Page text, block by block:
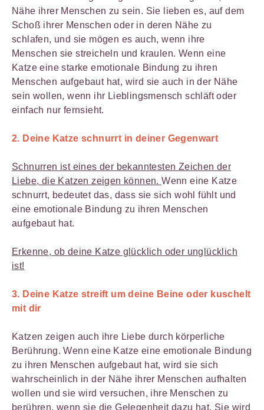
Nähe ihrer Menschen zu sein. Sie lieben es, auf dem
Schoß ihrer Menschen oder in deren Nähe zu
schlafen, und sie mögen es auch, wenn ihre
Menschen sie streicheln und kraulen. Wenn eine
Katze eine starke emotionale Bindung zu ihren
Menschen aufgebaut hat, wird sie auch in der Nähe
sein wollen, wenn ihr Lieblingsmensch schläft oder
einfach nur fernsieht.
2. Deine Katze schnurrt in deiner Gegenwart
Schnurren ist eines der bekanntesten Zeichen der
Liebe, die Katzen zeigen können.Wenn eine Katze
schnurrt, bedeutet das, dass sie sich wohl fühlt und
eine emotionale Bindung zu ihren Menschen
aufgebaut hat.
Erkenne, ob deine Katze glücklich oder unglücklich
ist!
3. Deine Katze streift um deine Beine oder kuschelt
mit dir
Katzen zeigen auch ihre Liebe durch körperliche
Berührung. Wenn eine Katze eine emotionale Bindung
zu ihren Menschen aufgebaut hat, wird sie sich
wahrscheinlich in der Nähe ihrer Menschen aufhalten
wollen und sie wird versuchen, ihre Menschen zu
berühren, wenn sie die Gelegenheit dazu hat. Sie wird